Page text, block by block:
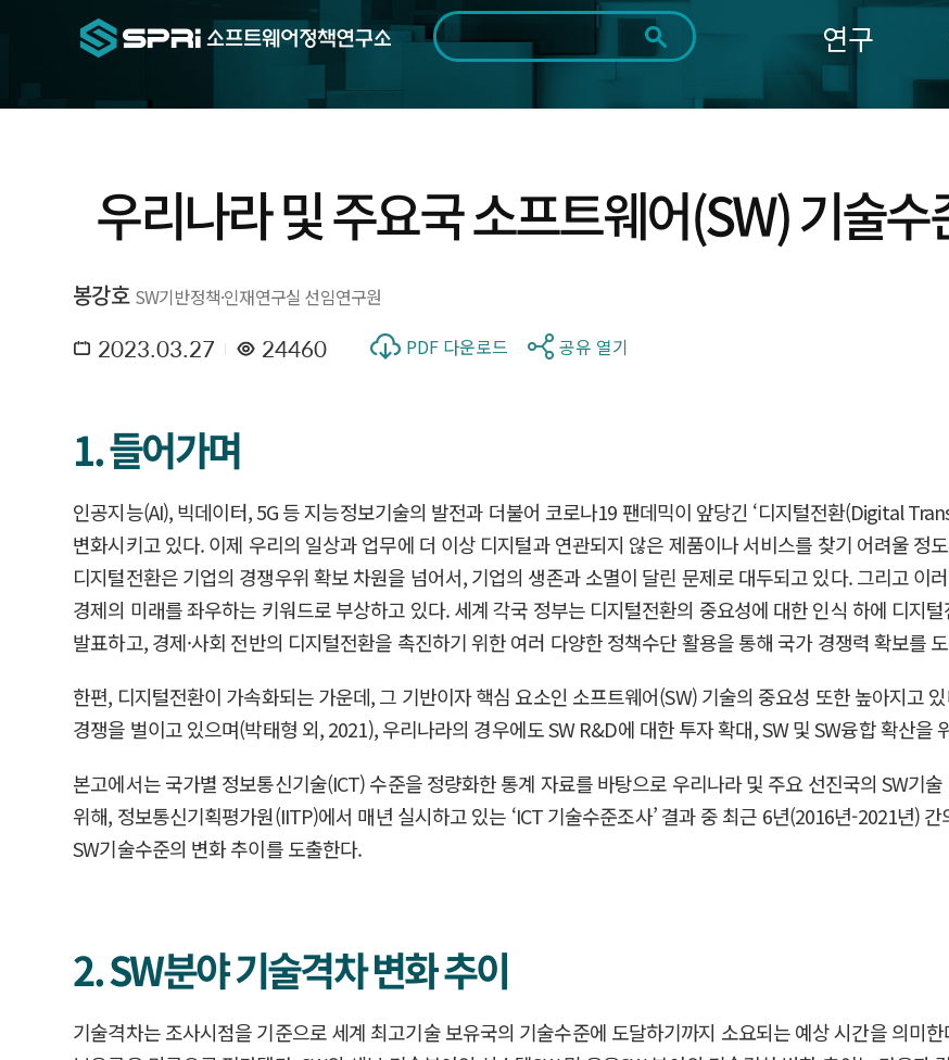
기간 전체 1일 1주 1개월 3개월 1년
일막
일
조회
연구
우리나라 및 주요국 소프트웨어(SW) 기술
봉강호 SW기반정책·인재연구실 선임연구원
2023.03.27 24460 PDF 다운로드 공유 열기
1. 들어가며
인공지능(AI), 빅데이터, 5G 등 지능정보기술의 발전과 더불어 코로나19 팬데믹이 앞당긴 ‘디지털전환(Digital
변화시키고 있다. 이제 우리의 일상과 업무에 더 이상 디지털과 연관되지 않은 제품이나 서비스를 찾기 어려울 정
디지털전환은 기업의 경쟁우위 확보 차원을 넘어서, 기업의 생존과 소멸이 달린 문제로 대두되고 있다. 그리고 이
경제의 미래를 좌우하는 키워드로 부상하고 있다. 세계 각국 정부는 디지털전환의 중요성에 대한 인식 하에 디지
발표하고, 경제·사회 전반의 디지털전환을 촉진하기 위한 여러 다양한 정책수단 활용을 통해 국가 경쟁력 확보를
한편, 디지털전환이 가속화되는 가운데, 그 기반이자 핵심 요소인 소프트웨어(SW) 기술의 중요성 또한 높아지고
경쟁을 벌이고 있으며(박태형 외, 2021), 우리나라의 경우에도 SW R&D에 대한 투자 확대, SW 및 SW융합 확산을
본고에서는 국가별 정보통신기술(ICT) 수준을 정량화한 통계 자료를 바탕으로 우리나라 및 주요 선진국의 SW기
위해, 정보통신기획평가원(IITP)에서 매년 실시하고 있는 ‘ICT 기술수준조사’ 결과 중 최근 6년(2016년-2021년)
SW기술수준의 변화 추이를 도출한다.
2. SW분야 기술격차 변화 추이
기술격차는 조사시점을 기준으로 세계 최고기술 보유국의 기술수준에 도달하기까지 소요되는 예상 시간을 의미